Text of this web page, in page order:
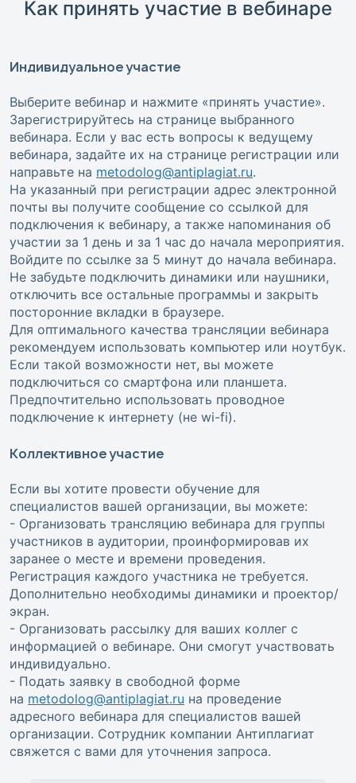
Как принять участие в вебинаре
Индивидуальное участие
Выберите вебинар и нажмите «принять участие».
Зарегистрируйтесь на странице выбранного
вебинара. Если у вас есть вопросы к ведущему
вебинара, задайте их на странице регистрации или
направьте на metodolog@antiplagiat.ru.
На указанный при регистрации адрес электронной
почты вы получите сообщение со ссылкой для
подключения к вебинару, а также напоминания об
участии за 1 день и за 1 час до начала мероприятия.
Войдите по ссылке за 5 минут до начала вебинара.
Не забудьте подключить динамики или наушники,
отключить все остальные программы и закрыть
посторонние вкладки в браузере.
Для оптимального качества трансляции вебинара
рекомендуем использовать компьютер или ноутбук.
Если такой возможности нет, вы можете
подключиться со смартфона или планшета.
Предпочтительно использовать проводное
подключение к интернету (не wi-fi).
Коллективное участие
Если вы хотите провести обучение для
специалистов вашей организации, вы можете:
- Организовать трансляцию вебинара для группы
участников в аудитории, проинформировав их
заранее о месте и времени проведения.
Регистрация каждого участника не требуется.
Дополнительно необходимы динамики и проектор/
экран.
- Организовать рассылку для ваших коллег с
информацией о вебинаре. Они смогут участвовать
индивидуально.
- Подать заявку в свободной форме
на metodolog@antiplagiat.ru на проведение
адресного вебинара для специалистов вашей
организации. Сотрудник компании Антиплагиат
свяжется с вами для уточнения запроса.